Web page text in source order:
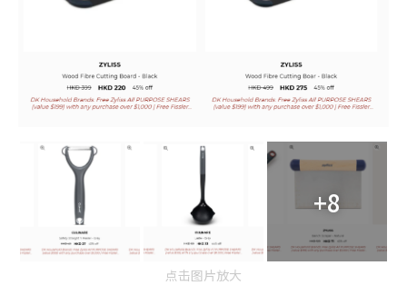
+8
点击图片放大